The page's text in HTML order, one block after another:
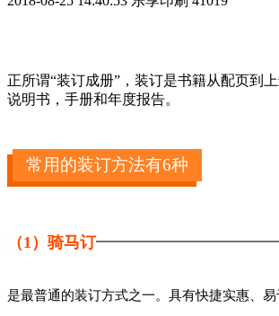
正所谓“装订成册”，装订是书籍从配页到
说明书，手册和年度报告。
常用的装订方法有6种
（1）骑马订
是最普通的装订方式之一。具有快捷实惠、易